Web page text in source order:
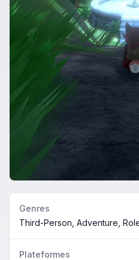
Genres
Third-Person, Adventure,
Plateformes